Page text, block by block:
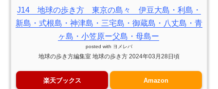
J14 地球の歩き方 東京の島々 伊豆大島・利島・
新島・式根島・神津島・三宅島・御蔵島・八丈島・青
ヶ島・小笠原ー父島・母島ー
posted with ヨメレバ
地球の歩き方編集室 地球の歩き方 2024年03月28日頃
楽天ブックス Amazon